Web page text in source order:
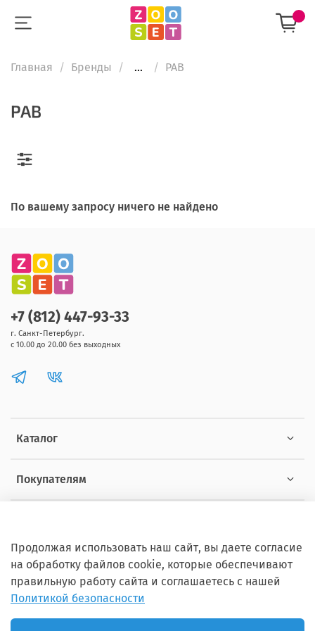
Главная Бренды ... PAB
PAB
По вашему запросу ничего не найдено
Каталог
Покупателям
+7 (812) 447-93-33
г. Санкт-Петербург.
с 10.00 до 20.00 без выходных
Copyright © 2012 - 2026 ZOOSET Все права защищены.
Продолжая использовать наш сайт, вы даете согласие
на обработку файлов cookie, которые обеспечивают
правильную работу сайта и соглашаетесь с нашей
Политикой безопасности